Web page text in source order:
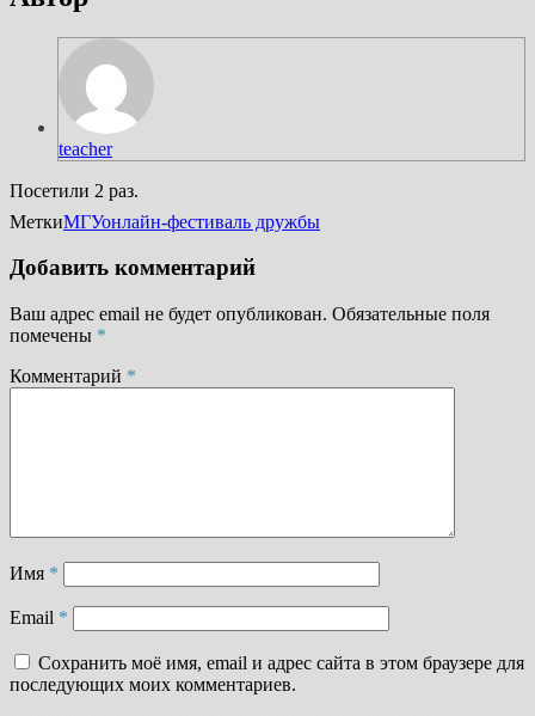
teacher
Посетили 2 раз.
МеткиМГУонлайн-фестиваль дружбы
Добавить комментарий
Ваш адрес email не будет опубликован. Обязательные поля
помечены *
Комментарий *
Имя *
Email *
Сохранить моё имя, email и адрес сайта в этом браузере для
последующих моих комментариев.